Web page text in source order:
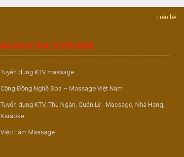
Liên hệ
MASSAGE VUA TUYỂN DỤNG
Tuyển dụng KTV massage
Cộng Đồng Nghề Spa – Massage Việt Nam
Tuyển dụng KTV, Thu Ngân, Quản Lý - Massage, Nhà Hàng,
Karaoke
Việc Làm Massage